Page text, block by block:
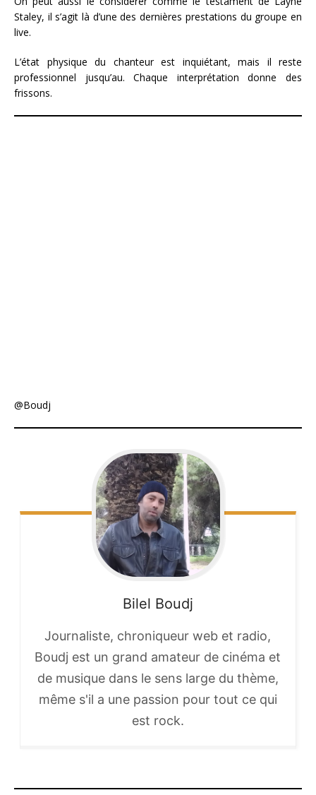
Staley, il s’agit là d’une des dernières prestations du groupe en
live.
L’état physique du chanteur est inquiétant, mais il reste
professionnel jusqu’au. Chaque interprétation donne des
frissons.
@Boudj
Bilel Boudj
Journaliste, chroniqueur web et radio,
Boudj est un grand amateur de cinéma et
de musique dans le sens large du thème,
même s'il a une passion pour tout ce qui
est rock.